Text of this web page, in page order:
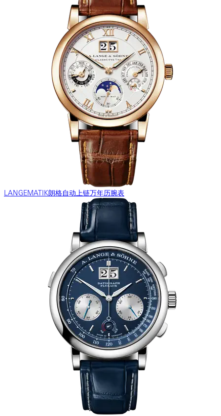
LANGEMATIK朗格自动上链万年历腕表